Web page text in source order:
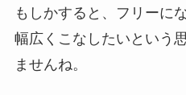
もしかすると、フリーに
幅広くこなしたいという
ませんね。